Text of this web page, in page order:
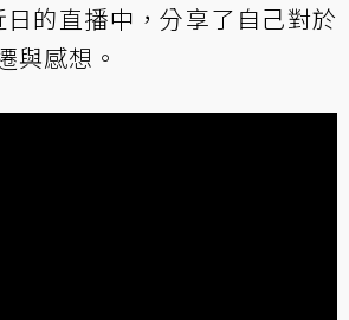
日的直播中，分享了自己對於
與感想。